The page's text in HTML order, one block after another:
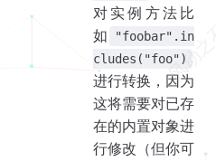
术语解释
使用 @babel/plugin-transform-runtime 的原因
缺点
对实例方法比
如
"foobar".in
cludes("foo")
进行转换，因为
这将需要对已存
在的内置对象进
行修改（但你可